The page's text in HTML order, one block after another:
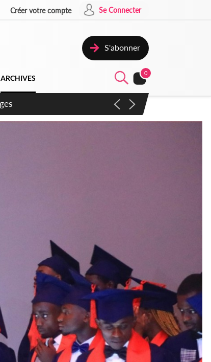
Créer votre compte Se Connecter
S'abonner
ARCHIVES
0